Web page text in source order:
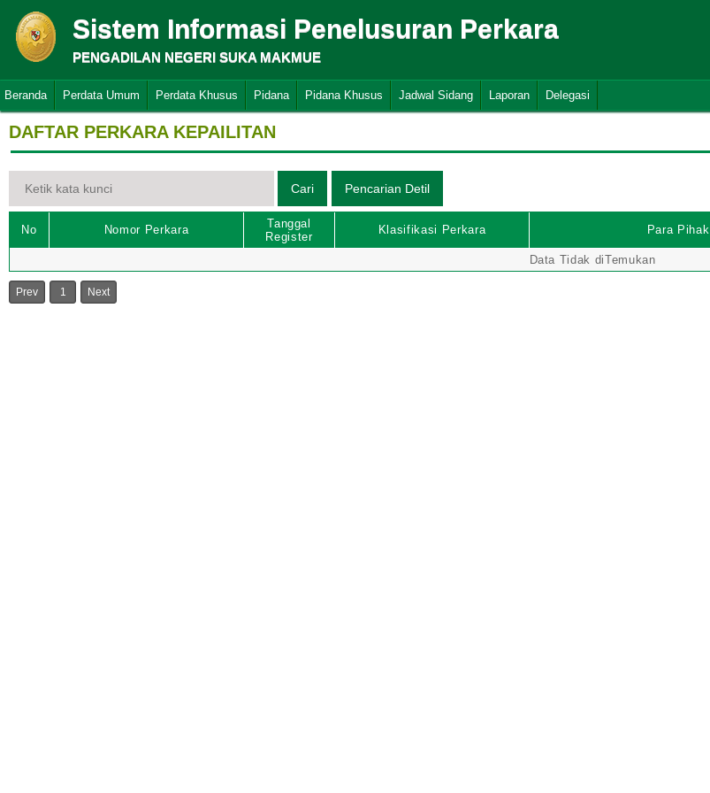
Sistem Informasi Penelusuran Perkara
PENGADILAN NEGERI SUKA MAKMUE
Beranda Perdata Umum Perdata Khusus Pidana Pidana Khusus Jadwal Sidang Laporan Delegasi
DAFTAR PERKARA KEPAILITAN
No Nomor Perkara
Tanggal
Register
Klasifikasi Perkara Para Pihak
Data Tidak diTemukan
Prev 1 Next